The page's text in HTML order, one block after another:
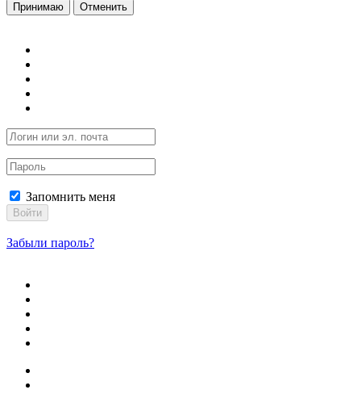
Принимаю Отменить
Запомнить меня
Войти
Забыли пароль?